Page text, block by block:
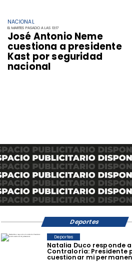
NACIONAL
EL MARTES PASADO A LAS 13:17
José Antonio Neme
cuestiona a presidente
Kast por seguridad
nacional
Natalia Duco responde a
Contraloría: Presidente
cuestionar mi
Deportes
Deportes